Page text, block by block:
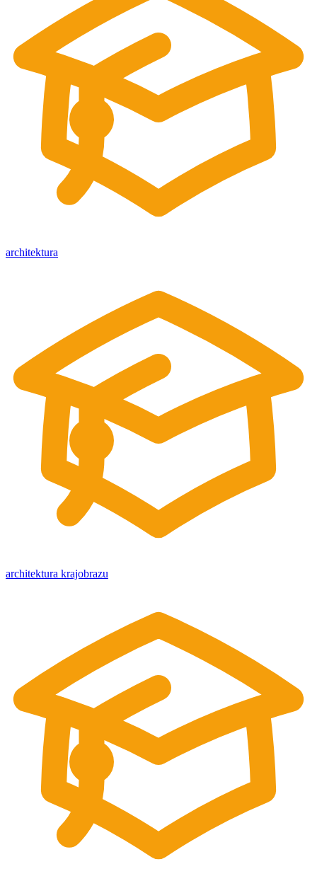
architektura
architektura krajobrazu